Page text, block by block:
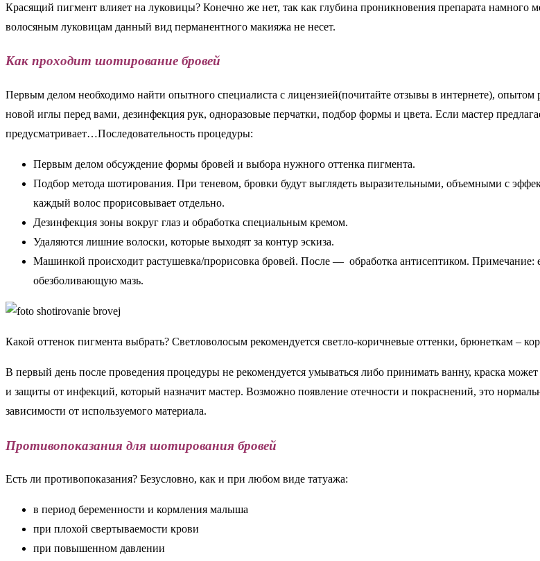
Красящий пигмент влияет на луковицы? Конечно же нет, так как глубина проникновения препарата намного
волосяным луковицам данный вид перманентного макияжа не несет.
Как проходит шотирование бровей
Первым делом необходимо найти опытного специалиста с лицензией(почитайте отзывы в интернете),
новой иглы перед вами, дезинфекция рук, одноразовые перчатки, подбор формы и цвета. Если мастер
предусматривает…Последовательность процедуры:
Первым делом обсуждение формы бровей и выбора нужного оттенка пигмента.
Подбор метода шотирования. При теневом, бровки будут выглядеть выразительными, объемными с
каждый волос прорисовывает отдельно.
Дезинфекция зоны вокруг глаз и обработка специальным кремом.
Удаляются лишние волоски, которые выходят за контур эскиза.
Машинкой происходит растушевка/прорисовка бровей. После — обработка антисептиком. Примечание:
обезболивающую мазь.
Какой оттенок пигмента выбрать? Светловолосым рекомендуется светло-коричневые оттенки, брюнеткам –
В первый день после проведения процедуры не рекомендуется умываться либо принимать ванну, краска
и защиты от инфекций, который назначит мастер. Возможно появление отечности и покраснений, это
зависимости от используемого материала.
Противопоказания для шотирования бровей
Есть ли противопоказания? Безусловно, как и при любом виде татуажа:
в период беременности и кормления малыша
при плохой свертываемости крови
при повышенном давлении